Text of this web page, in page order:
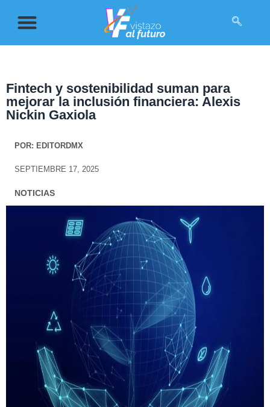
Fintech y sostenibilidad suman para
mejorar la inclusión financiera: Alexis
Nickin Gaxiola
POR: EDITORDMX
SEPTIEMBRE 17, 2025
NOTICIAS